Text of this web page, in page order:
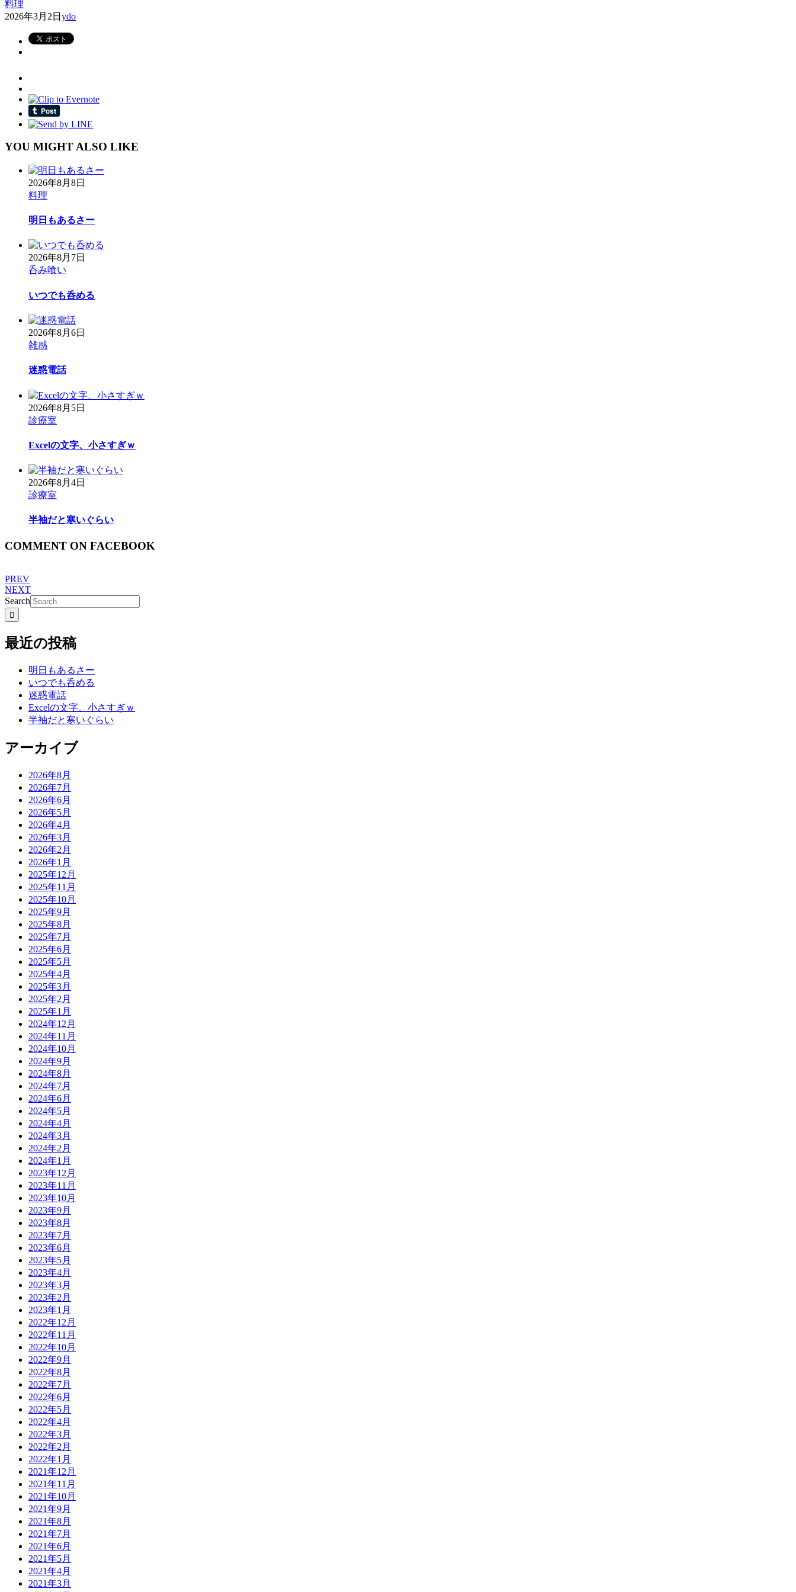
料理
2026年3月2日 ydo
YOU MIGHT ALSO LIKE
2026年8月8日
料理
明日もあるさー
2026年8月7日
呑み喰い
いつでも呑める
2026年8月6日
雑感
迷惑電話
2026年8月5日
診療室
Excelの文字、小さすぎｗ
2026年8月4日
診療室
半袖だと寒いぐらい
COMMENT ON FACEBOOK
PREV
NEXT
Search
最近の投稿
明日もあるさー
いつでも呑める
迷惑電話
Excelの文字、小さすぎｗ
半袖だと寒いぐらい
アーカイブ
2026年8月
2026年7月
2026年6月
2026年5月
2026年4月
2026年3月
2026年2月
2026年1月
2025年12月
2025年11月
2025年10月
2025年9月
2025年8月
2025年7月
2025年6月
2025年5月
2025年4月
2025年3月
2025年2月
2025年1月
2024年12月
2024年11月
2024年10月
2024年9月
2024年8月
2024年7月
2024年6月
2024年5月
2024年4月
2024年3月
2024年2月
2024年1月
2023年12月
2023年11月
2023年10月
2023年9月
2023年8月
2023年7月
2023年6月
2023年5月
2023年4月
2023年3月
2023年2月
2023年1月
2022年12月
2022年11月
2022年10月
2022年9月
2022年8月
2022年7月
2022年6月
2022年5月
2022年4月
2022年3月
2022年2月
2022年1月
2021年12月
2021年11月
2021年10月
2021年9月
2021年8月
2021年7月
2021年6月
2021年5月
2021年4月
2021年3月